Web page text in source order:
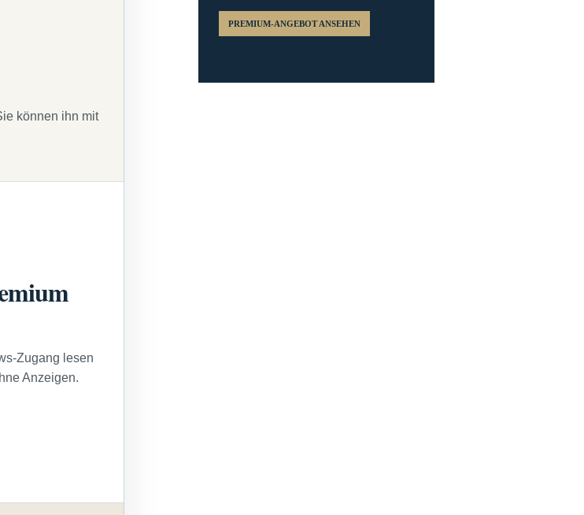
können ihn mit
Zugang lesen
Anzeigen.
PREMIUM-ANGEBOT ANSEHEN